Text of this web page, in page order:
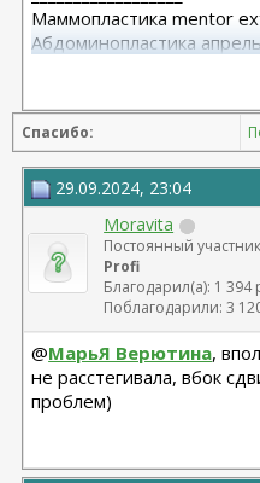
Маммопластика mentor
Абдоминопластика
Спасибо:
29.09.2024, 23:04
Moravita
Постоянный участник
Profi
Благодарил(а): 1 394
Поблагодарили: 3
@МарьЯ Верютина,
не расстегивала, вбок
проблем)